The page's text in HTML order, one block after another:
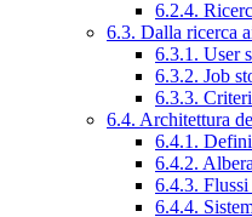
6.2.4.
6.3. Dalla ricerca
6.3.1. User
6.3.2. Job
6.3.3.
6.4. Architettura
6.4.1.
6.4.2.
6.4.3.
6.4.4.